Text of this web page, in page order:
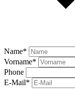
Name*
Vorname*
Phone
E-Mail*